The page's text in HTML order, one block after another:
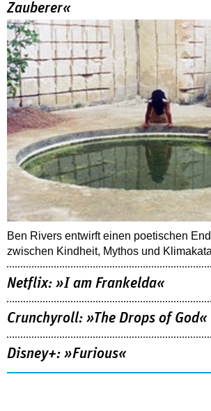
Zauberer«
Ben Rivers entwirft einen poetischen
zwischen Kindheit, Mythos und
Netflix: »I am Frankelda«
Crunchyroll: »The Drops of God«
Disney+: »Furious«